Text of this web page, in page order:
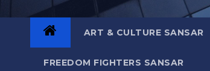
ART & CULTURE SANSAR
FREEDOM FIGHTERS SANSAR